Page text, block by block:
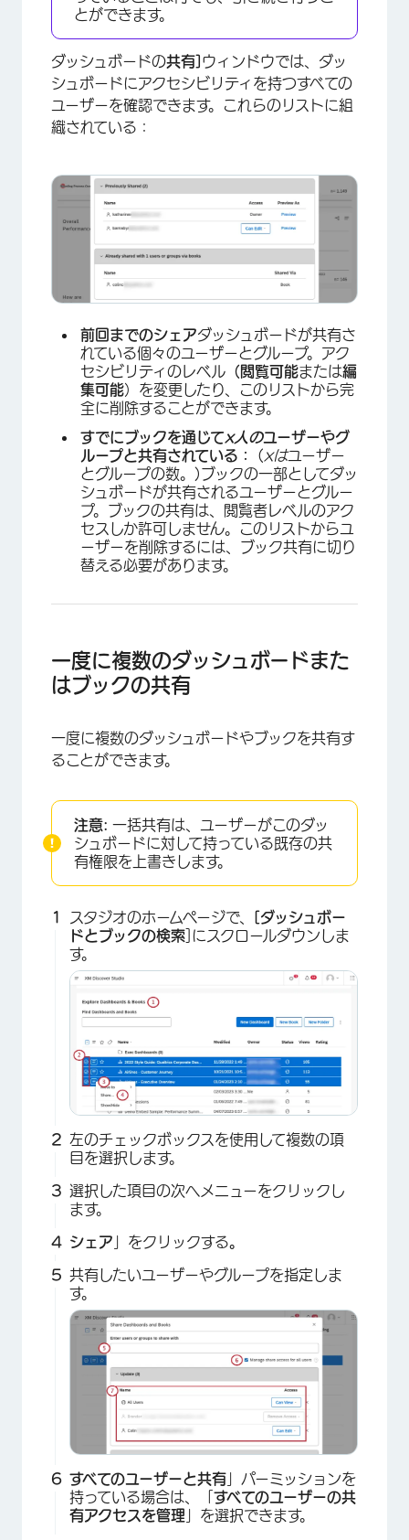
とができます。
ダッシュボードの共有] ウィンドウでは、ダッ
シュボードにアクセシビリティを持つすべての
ユーザーを確認できます。これらのリストに組
織されている：
×
前回までのシェアダッシュボードが共有さ
れている個々のユーザーとグループ。アク
セシビリティのレベル （閲覧可能または編
集可能）を変更したり、このリストから完
全に削除することができます。
すでにブックを通じてx人のユーザーやグ
ループと共有されている：
( xはユーザー
とグループの数。)ブックの一部としてダッ
シュボードが共有されるユーザーとグルー
プ。ブックの共有は、閲覧者レベルのアク
セスしか許可しません。このリストからユ
ーザーを削除するには、ブック共有に切り
替える必要があります。
一度に複数のダッシュボードまた
はブックの共有
一度に複数のダッシュボードやブックを共有す
ることができます。
注意: 一括共有は、ユーザーがこのダッ
シュボードに対して持っている既存の共
有権限を上書きします。
スタジオのホームページで、
[ダッシュボー
ドとブックの検索 ]にスクロールダウンしま
す。
左のチェックボックスを使用して複数の項
目を選択します。
選択した項目の次へメニューをクリックし
ます。
シェア 」をクリックする。
共有したいユーザーやグループを指定しま
す。
すべてのユーザーと共有 」パーミッションを
持っている場合は、「 すべてのユーザーの共
有アクセスを管理 」を選択できます。